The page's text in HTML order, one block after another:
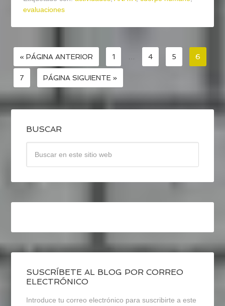
evaluaciones
« PÁGINA ANTERIOR 1 … 4 5 6
7 PÁGINA SIGUIENTE »
BUSCAR
SUSCRÍBETE AL BLOG POR CORREO
ELECTRÓNICO
Introduce tu correo electrónico para suscribirte a este